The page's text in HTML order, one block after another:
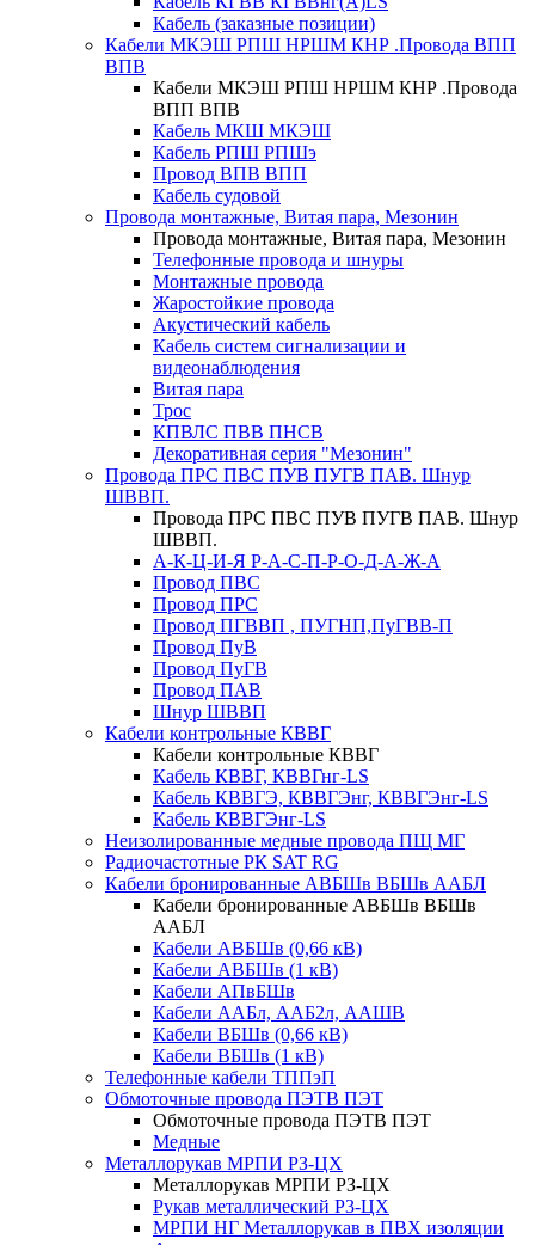
Кабель (заказные позиции)
Кабели МКЭШ РПШ НРШМ КНР .Провода ВПП
ВПВ
Кабели МКЭШ РПШ НРШМ КНР .Провода
ВПП ВПВ
Кабель МКШ МКЭШ
Кабель РПШ РПШэ
Провод ВПВ ВПП
Кабель судовой
Провода монтажные, Витая пара, Мезонин
Провода монтажные, Витая пара, Мезонин
Телефонные провода и шнуры
Монтажные провода
Жаростойкие провода
Акустический кабель
Кабель систем сигнализации и
видеонаблюдения
Витая пара
Трос
КПВЛС ПВВ ПНСВ
Декоративная серия "Мезонин"
Провода ПРС ПВС ПУВ ПУГВ ПАВ. Шнур
ШВВП.
Провода ПРС ПВС ПУВ ПУГВ ПАВ. Шнур
ШВВП.
А-К-Ц-И-Я Р-А-С-П-Р-О-Д-А-Ж-А
Провод ПВС
Провод ПРС
Провод ПГВВП , ПУГНП,ПуГВВ-П
Провод ПуВ
Провод ПуГВ
Провод ПАВ
Шнур ШВВП
Кабели контрольные КВВГ
Кабели контрольные КВВГ
Кабель КВВГ, КВВГнг-LS
Кабель КВВГЭ, КВВГЭнг, КВВГЭнг-LS
Кабель КВВГЭнг-LS
Неизолированные медные провода ПЩ МГ
Радиочастотные РК SAT RG
Кабели бронированные АВБШв ВБШв ААБЛ
Кабели бронированные АВБШв ВБШв
ААБЛ
Кабели АВБШв (0,66 кВ)
Кабели АВБШв (1 кВ)
Кабели АПвБШв
Кабели ААБл, ААБ2л, ААШВ
Кабели ВБШв (0,66 кВ)
Кабели ВБШв (1 кВ)
Телефонные кабели ТППэП
Обмоточные провода ПЭТВ ПЭТ
Обмоточные провода ПЭТВ ПЭТ
Медные
Металлорукав МРПИ РЗ-ЦХ
Металлорукав МРПИ РЗ-ЦХ
Рукав металлический Р3-ЦХ
МРПИ НГ Металлорукав в ПВХ изоляции